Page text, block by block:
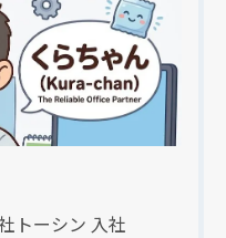
トーシン 入社